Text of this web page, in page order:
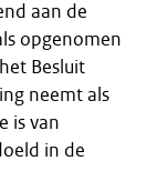
aan de
opgenomen
Besluit
neemt als
is van
in de